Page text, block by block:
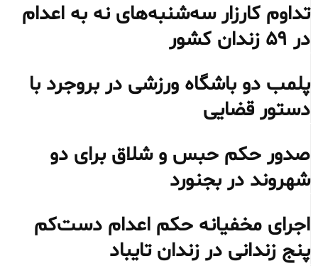
تداوم کارزار سه‌شنبه‌های نه به اعدام
در ۵۹ زندان کشور
پلمب دو باشگاه ورزشی در بروجرد با
دستور قضایی
صدور حکم حبس و شلاق برای دو
شهروند در بجنورد
اجرای مخفیانه حکم اعدام دست‌کم
پنج زندانی در زندان تایباد